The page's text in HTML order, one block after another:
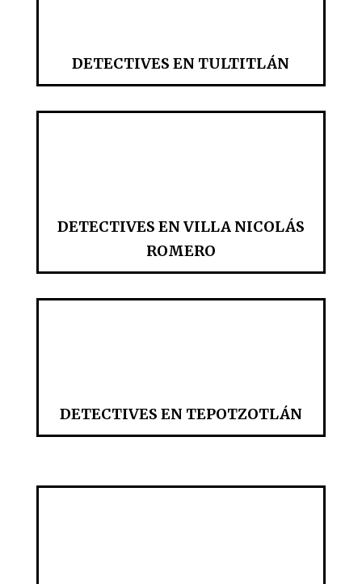
DETECTIVES EN TULTITLÁN
DETECTIVES EN VILLA NICOLÁS
ROMERO
DETECTIVES EN TEPOTZOTLÁN